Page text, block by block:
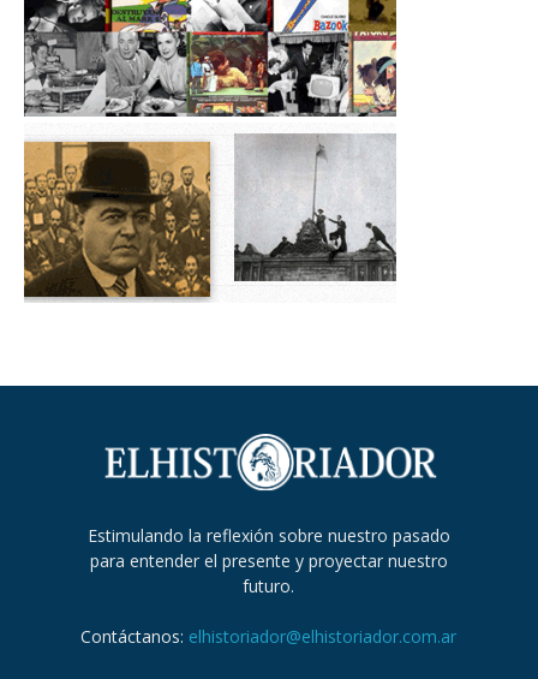
Estimulando la reflexión sobre nuestro pasado
para entender el presente y proyectar nuestro
futuro.
Contáctanos: elhistoriador@elhistoriador.com.ar